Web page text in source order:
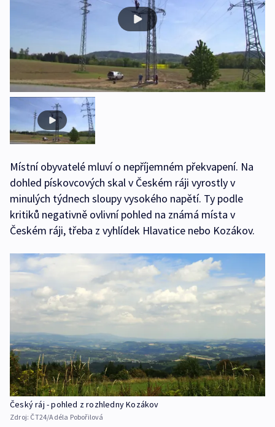
Místní obyvatelé mluví o nepříjemném překvapení. Na
dohled pískovcových skal v Českém ráji vyrostly v
minulých týdnech sloupy vysokého napětí. Ty podle
kritiků negativně ovlivní pohled na známá místa v
Českém ráji, třeba z vyhlídek Hlavatice nebo Kozákov.
Český ráj - pohled z rozhledny Kozákov
Zdroj: ČT24/Adéla Pobořilová